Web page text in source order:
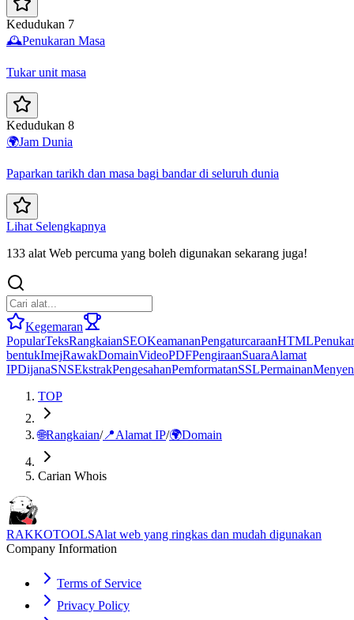
Kedudukan 7
🕰️Penukaran Masa
Tukar unit masa
Kedudukan 8
🌍Jam Dunia
Paparkan tarikh dan masa bagi bandar di seluruh dunia
Lihat Selengkapnya
133 alat Web percuma yang boleh digunakan sekarang juga!
Kegemaran
PopularTeksRangkaianSEOKeamananPengaturcaraanHTML
bentukImejRawakDomainVideoPDFPengiraanSuaraAlamat
IPDijanaSNSEkstrakPengesahanPemformatanSSLPermainan
TOP
🌐Rangkaian/📍Alamat IP/🌍Domain
Carian Whois
RAKKOTOOLSAlat web yang ringkas dan mudah digunakan
Company Information
Terms of Service
Privacy Policy